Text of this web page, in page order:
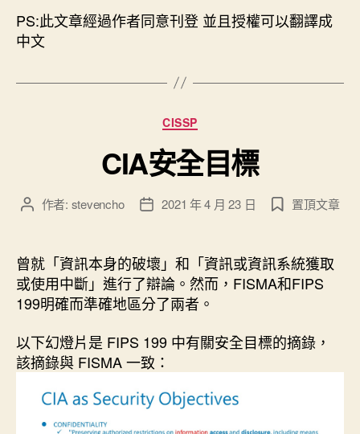
PS:此文章經過作者同意刊登 並且授權可以翻譯成
中文
分
類
CISSP
CIA安全目標
文
者
作者: stevencho
文
佈
日
期
2021 年 4 月 23 日 置頂文章
曾就「資訊本身的破壞」和「資訊或資訊系統獲取
或使用中斷」進行了辯論。然而，FISMA和FIPS
199明確而準確地區分了兩者。
以下幻燈片是 FIPS 199 中有關安全目標的摘錄，
該摘錄與 FISMA 一致：